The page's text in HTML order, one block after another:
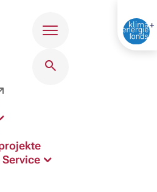
Service